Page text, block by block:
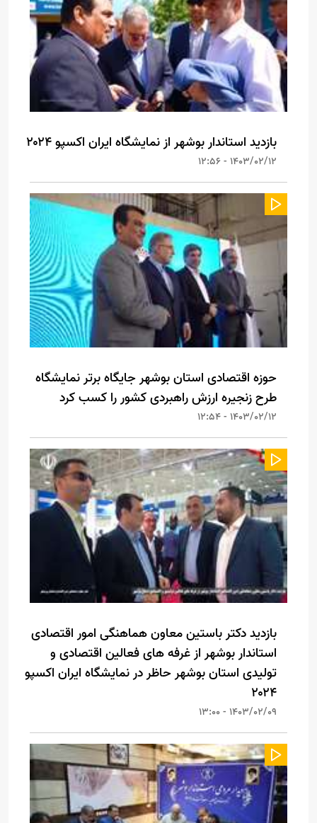
بازدید استاندار بوشهر از نمایشگاه ایران اکسپو ۲۰۲۴
1403/02/12 - 12:56
حوزه اقتصادی استان بوشهر جایگاه برتر نمایشگاه‌
طرح زنجیره ارزش راهبردی کشور را کسب کرد
1403/02/12 - 12:54
بازدید دکتر باستین معاون هماهنگی امور اقتصادی
استاندار بوشهر از غرفه های فعالین اقتصادی و
تولیدی استان بوشهر حاظر در نمایشگاه ایران اکسپو
۲۰۲۴
1403/02/09 - 13:00